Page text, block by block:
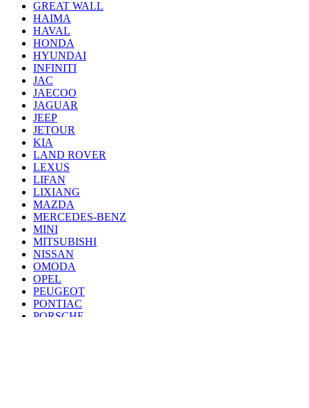
GREAT WALL
HAIMA
HAVAL
HONDA
HYUNDAI
INFINITI
JAC
JAECOO
JAGUAR
JEEP
JETOUR
KIA
LAND ROVER
LEXUS
LIFAN
LIXIANG
MAZDA
MERCEDES-BENZ
MINI
MITSUBISHI
NISSAN
OMODA
OPEL
PEUGEOT
PONTIAC
PORSCHE